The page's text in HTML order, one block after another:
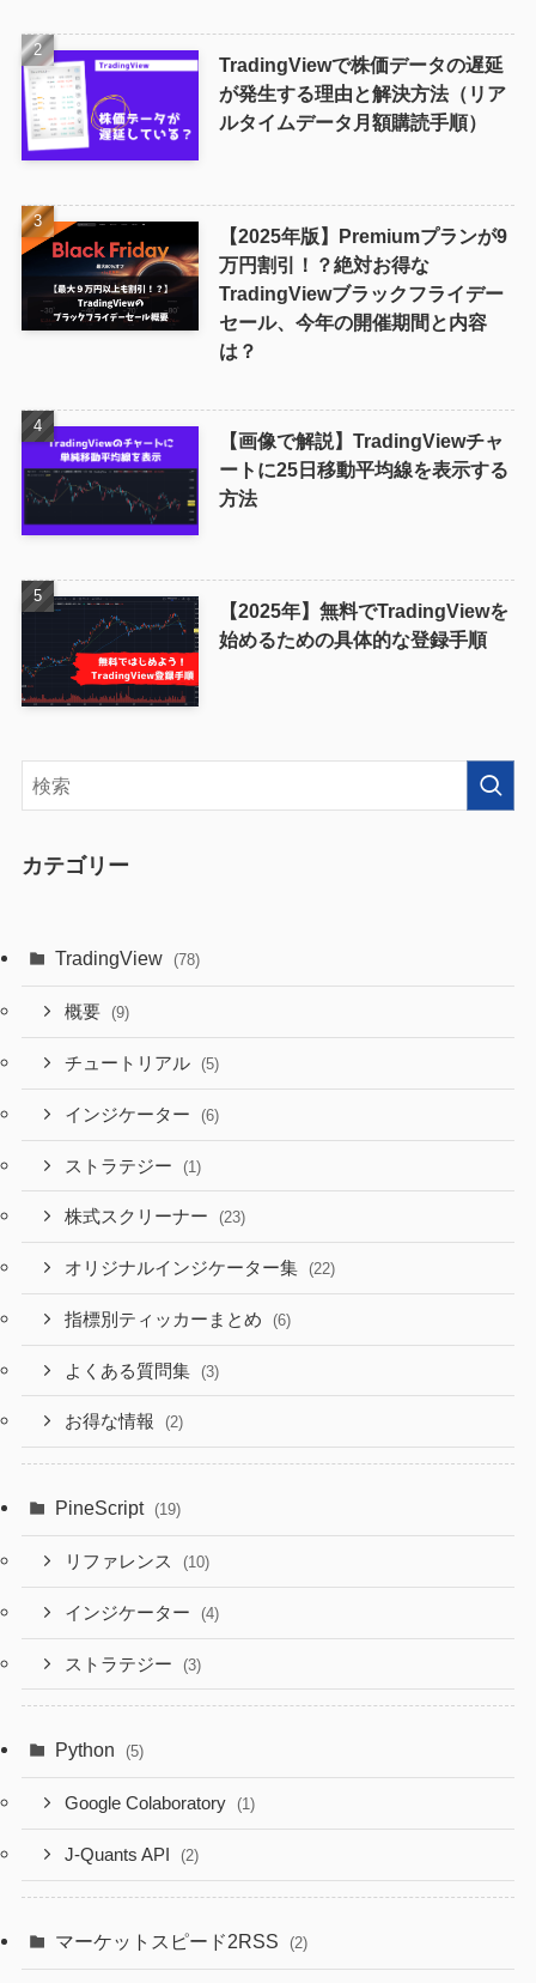
TradingViewで株価データの遅延
が発生する理由と解決方法（リア
ルタイムデータ月額購読手順）
【2025年版】Premiumプランが9
万円割引！？絶対お得な
TradingViewブラックフライデー
セール、今年の開催期間と内容
は？
【画像で解説】TradingViewチャ
ートに25日移動平均線を表示する
方法
【2025年】無料でTradingViewを
始めるための具体的な登録手順
カテゴリー
TradingView (78)
概要 (9)
チュートリアル (5)
インジケーター (6)
ストラテジー (1)
株式スクリーナー (23)
オリジナルインジケーター集 (22)
指標別ティッカーまとめ (6)
よくある質問集 (3)
お得な情報 (2)
PineScript (19)
リファレンス (10)
インジケーター (4)
ストラテジー (3)
Python (5)
Google Colaboratory (1)
J-Quants API (2)
マーケットスピード2RSS (2)